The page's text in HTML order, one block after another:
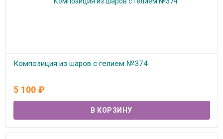
Композиция из шаров с гелием №374
5 100 ₽